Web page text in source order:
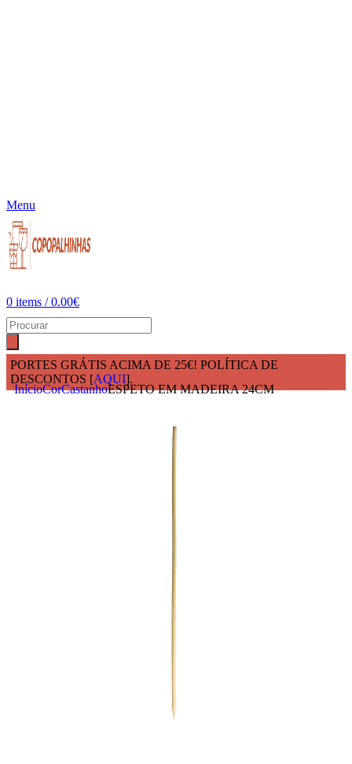
Menu
0 items / 0.00€
PORTES GRÁTIS ACIMA DE 25€! POLÍTICA DE
DESCONTOS [AQUI].
InícioCorCastanhoESPETO EM MADEIRA 24CM